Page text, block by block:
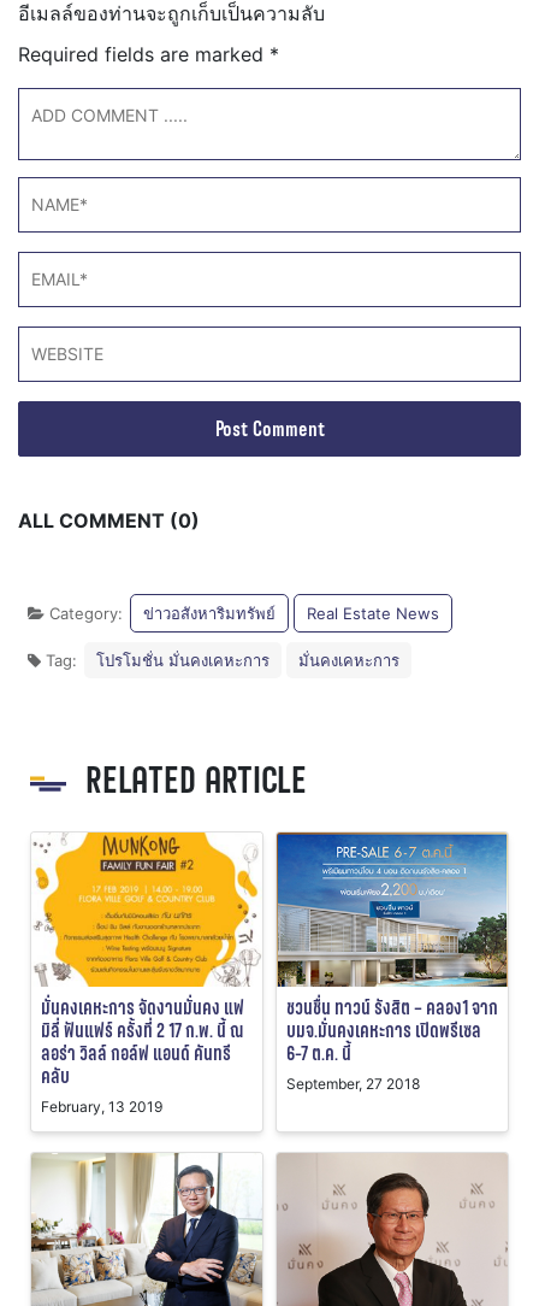
อีเมลล์ของท่านจะถูกเก็บเป็นความลับ
Required fields are marked *
ALL COMMENT (0)
Category: ข่าวอสังหาริมทรัพย์ Real Estate News
Tag: โปรโมชั่น มั่นคงเคหะการ มั่นคงเคหะการ
RELATED ARTICLE
มั่นคงเคหะการ จัดงานมั่นคง แฟ
มิลี่ ฟันแฟร์ ครั้งที่ 2 17 ก.พ. นี้ ณ
ลอร่า วิลล์ กอล์ฟ แอนด์ คันทรี
คลับ
February, 13 2019
ชวนชื่น ทาวน์ รังสิต – คลอง1 จาก
บมจ.มั่นคงเคหะการ เปิดพรีเซล
6-7 ต.ค. นี้
September, 27 2018